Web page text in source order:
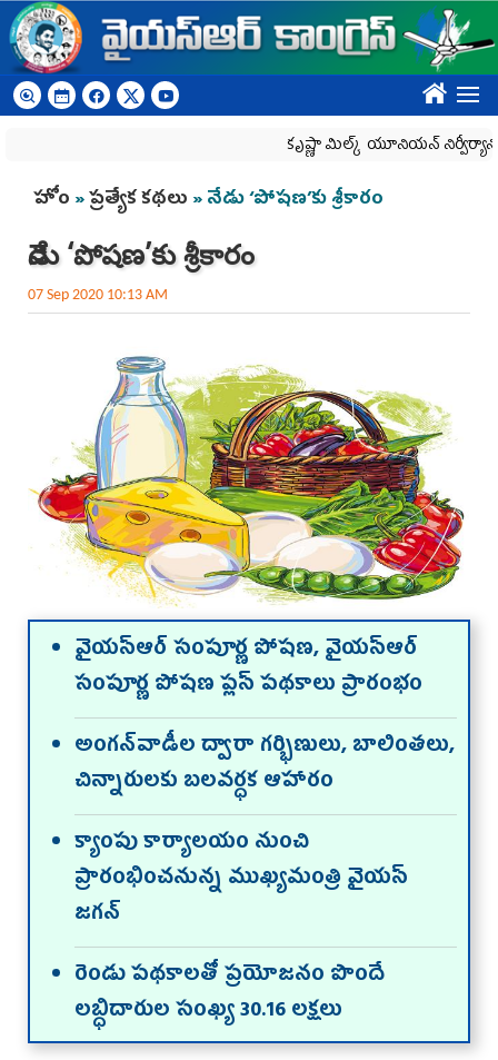
Skip to main content
????
కృష్ణా మిల్క్‌ యూనియన్‌ నిర్వీర్యానికి
You are here
హోం »ప్రత్యేక కథలు » నేడు ‘పోషణ’కు శ్రీకారం
నేడు ‘పోషణ’కు శ్రీకారం
07 Sep 2020 10:13 AM
వైయ‌స్ఆర్‌ సంపూర్ణ పోషణ, వైయ‌స్ఆర్
సంపూర్ణ పోషణ ప్లస్‌ పథకాలు ప్రారంభం
అంగన్‌వాడీల ద్వారా గర్భిణులు, బాలింతలు,
చిన్నారులకు బలవర్ధక ఆహారం
క్యాంపు కార్యాలయం నుంచి
ప్రారంభించనున్న ముఖ్యమంత్రి వైయ‌స్
జగన్‌
రెండు పథకాలతో ప్రయోజనం పొందే
లబ్ధిదారుల సంఖ్య 30.16 లక్షలు